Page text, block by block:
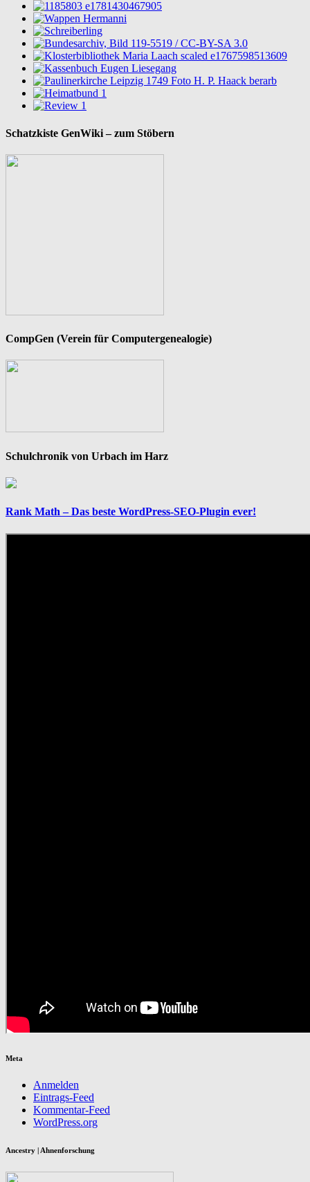
Schatzkiste GenWiki – zum Stöbern
CompGen (Verein für Computergenealogie)
Schulchronik von Urbach im Harz
Rank Math – Das beste WordPress-SEO-Plugin ever!
Meta
Anmelden
Eintrags-Feed
Kommentar-Feed
WordPress.org
Ancestry | Ahnenforschung